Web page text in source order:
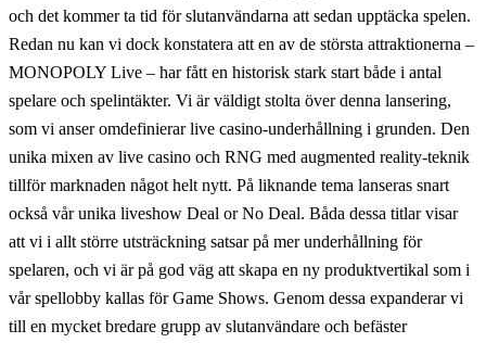
och det kommer ta tid för slutanvändarna att sedan upptäcka spelen.
Redan nu kan vi dock konstatera att en av de största attraktionerna –
MONOPOLY Live – har fått en historisk stark start både i antal
spelare och spelintäkter. Vi är väldigt stolta över denna lansering,
som vi anser omdefinierar live casino-underhållning i grunden. Den
unika mixen av live casino och RNG med augmented reality-teknik
tillför marknaden något helt nytt. På liknande tema lanseras snart
också vår unika liveshow Deal or No Deal. Båda dessa titlar visar
att vi i allt större utsträckning satsar på mer underhållning för
spelaren, och vi är på god väg att skapa en ny produktvertikal som i
vår spellobby kallas för Game Shows. Genom dessa expanderar vi
till en mycket bredare grupp av slutanvändare och befäster